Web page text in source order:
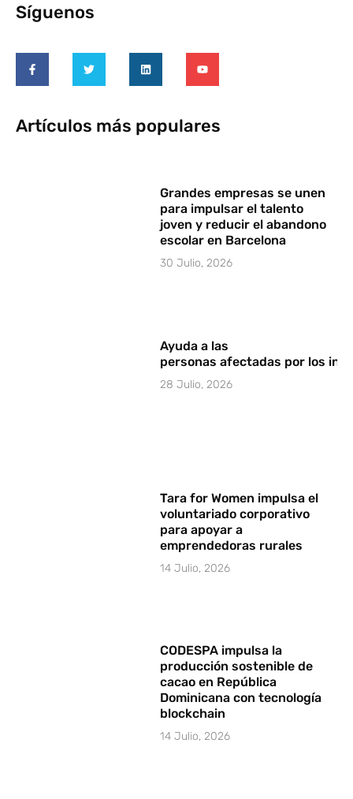
Síguenos
Artículos más populares
Grandes empresas se unen
para impulsar el talento
joven y reducir el abandono
escolar en Barcelona
30 Julio, 2026
Ayuda a las
personas afectadas por los
28 Julio, 2026
Tara for Women impulsa el
voluntariado corporativo
para apoyar a
emprendedoras rurales
14 Julio, 2026
CODESPA impulsa la
producción sostenible de
cacao en República
Dominicana con tecnología
blockchain
14 Julio, 2026